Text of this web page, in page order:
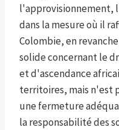
l'approvisionnement,
dans la mesure où il
Colombie, en
solide concernant le
et d'ascendance
territoires, mais n'est
une fermeture
la responsabilité des